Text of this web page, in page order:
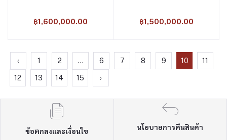
฿1,600,000.00 ฿1,500,000.00
‹ 1 2 ... 6 7 8 9 10 11
12 13 14 15 ›
ข้อตกลงและเงื่อนไข
นโยบายการคืนสินค้า